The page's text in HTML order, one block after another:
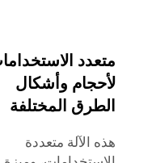
متعدد
لأحجام وأشكال
الطرق المختلفة
هذه الآلة متعددة